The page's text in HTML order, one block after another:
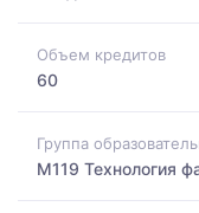
Объем кредитов
60
Группа
M119 Технология